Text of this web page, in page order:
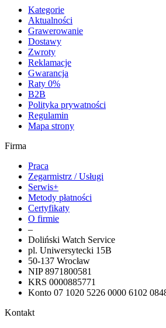
Kategorie
Aktualności
Grawerowanie
Dostawy
Zwroty
Reklamacje
Gwarancja
Raty 0%
B2B
Polityka prywatności
Regulamin
Mapa strony
Firma
Praca
Zegarmistrz / Usługi
Serwis+
Metody płatności
Certyfikaty
O firmie
–
Doliński Watch Service
pl. Uniwersytecki 15B
50-137 Wrocław
NIP 8971800581
KRS 0000885771
Konto 07 1020 5226 0000 6102
Kontakt